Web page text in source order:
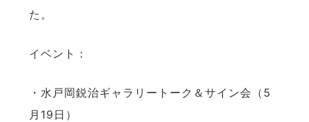
た。
イベント：
・水戸岡鋭治ギャラリートーク＆サイン会（5
月19日）